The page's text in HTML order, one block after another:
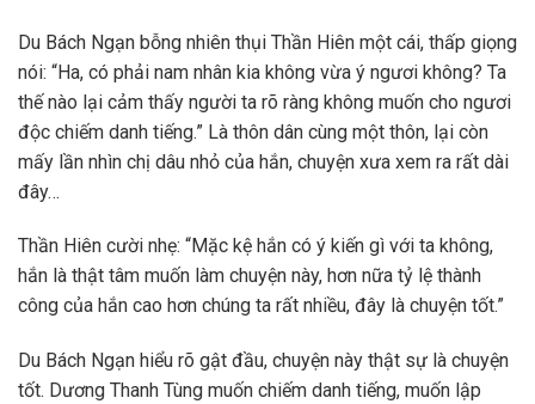
Du Bách Ngạn bỗng nhiên thụi Thần Hiên một cái, thấp giọng
nói: “Ha, có phải nam nhân kia không vừa ý ngươi không? Ta
thế nào lại cảm thấy người ta rõ ràng không muốn cho ngươi
độc chiếm danh tiếng.” Là thôn dân cùng một thôn, lại còn
mấy lần nhìn chị dâu nhỏ của hắn, chuyện xưa xem ra rất dài
đây…
Thần Hiên cười nhẹ: “Mặc kệ hắn có ý kiến gì với ta không,
hắn là thật tâm muốn làm chuyện này, hơn nữa tỷ lệ thành
công của hắn cao hơn chúng ta rất nhiều, đây là chuyện tốt.”
Du Bách Ngạn hiểu rõ gật đầu, chuyện này thật sự là chuyện
tốt. Dương Thanh Tùng muốn chiếm danh tiếng, muốn lập